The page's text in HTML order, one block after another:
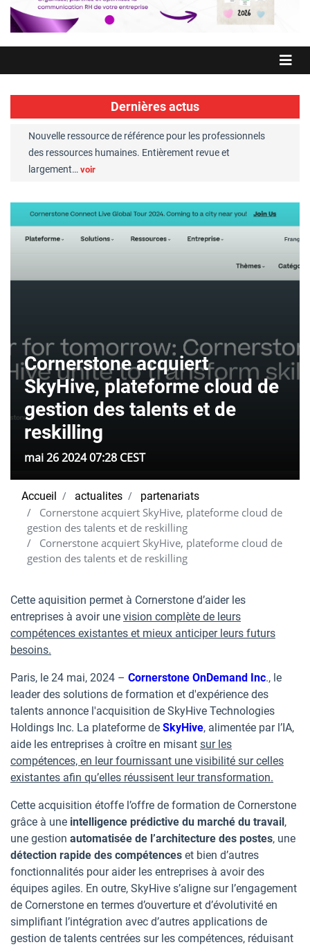
Dernières actus
Nouvelle ressource de référence pour les professionnels
des ressources humaines. Entièrement revue et
largement…voir
Cornerstone acquiert
SkyHive, plateforme cloud de
gestion des talents et de
reskilling
mai 26 2024 07:28 CEST
Accueil actualites partenariats
Cornerstone acquiert SkyHive, plateforme cloud de
gestion des talents et de reskilling
Cornerstone acquiert SkyHive, plateforme cloud de
gestion des talents et de reskilling
Cette aquisition permet à Cornerstone d’aider les
entreprises à avoir une vision complète de leurs
compétences existantes et mieux anticiper leurs futurs
besoins.
Paris, le 24 mai, 2024 – Cornerstone OnDemand Inc., le
leader des solutions de formation et d'expérience des
talents annonce l'acquisition de SkyHive Technologies
Holdings Inc. La plateforme de SkyHive, alimentée par l’IA,
aide les entreprises à croître en misant sur les
compétences, en leur fournissant une visibilité sur celles
existantes afin qu’elles réussisent leur transformation.
Cette acquisition étoffe l’offre de formation de Cornerstone
grâce à une intelligence prédictive du marché du travail ,
une gestion automatisée de l’architecture des postes, une
détection rapide des compétences et bien d’autres
fonctionnalités pour aider les entreprises à avoir des
équipes agiles. En outre, SkyHive s’aligne sur l’engagement
de Cornerstone en termes d’ouverture et d’évolutivité en
simplifiant l’intégration avec d’autres applications de
gestion de talents centrées sur les compétences, réduisant